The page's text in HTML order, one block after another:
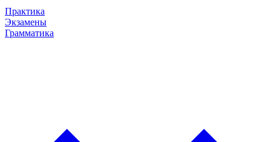
Практика
Экзамены
Грамматика